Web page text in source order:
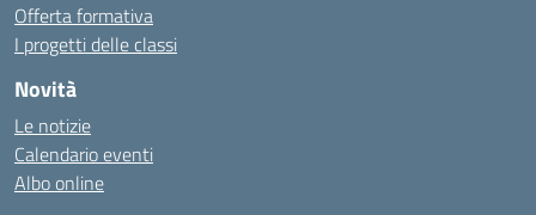
Offerta formativa
I progetti delle classi
Novità
Le notizie
Calendario eventi
Albo online